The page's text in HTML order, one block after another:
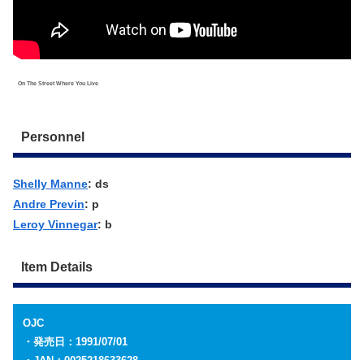
On The Street Where You Live
Personnel
Shelly Manne: ds
Andre Previn: p
Leroy Vinnegar: b
Item Details
OJC
・発売日：1991/07/01